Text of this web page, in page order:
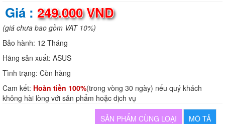
Giá : 249.000 VND
(giá chưa bao gồm VAT 10%)
Bảo hành: 12 Tháng
Hãng sản xuất: ASUS
Tình trạng: Còn hàng
Cam kết: Hoàn tiền 100%(trong vòng 30 ngày) nếu quý khách
không hài lòng với sản phẩm hoặc dịch vụ
MÔ TẢ
SẢN PHẨM CÙNG LOẠI